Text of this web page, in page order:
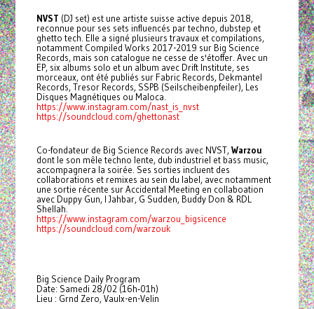
NVST (DJ set) est une artiste suisse active depuis 2018,
reconnue pour ses sets influencés par techno, dubstep et
ghetto tech. Elle a signé plusieurs travaux et compilations,
notamment Compiled Works 2017-2019 sur Big Science
Records, mais son catalogue ne cesse de s'étoffer. Avec un
EP, six albums solo et un album avec Drift Institute, ses
morceaux, ont été publiés sur Fabric Records, Dekmantel
Records, Tresor Records, SSPB (Seilscheibenpfeiler), Les
Disques Magnétiques ou Maloca.
https://www.instagram.com/nast_is_nvst
https://soundcloud.com/ghettonast
Co-fondateur de Big Science Records avec NVST,Warzou
dont le son mêle techno lente, dub industriel et bass music,
accompagnera la soirée. Ses sorties incluent des
collaborations et remixes au sein du label, avec notamment
une sortie récente sur Accidental Meeting en collaboation
avec Duppy Gun, I Jahbar, G Sudden, Buddy Don & RDL
Shellah.
https://www.instagram.com/warzou_bigsicence
https://soundcloud.com/warzouk
Big Science Daily Program
Date: Samedi 28/02 (16h‑01h)
Lieu : Grnd Zero, Vaulx-en-Velin